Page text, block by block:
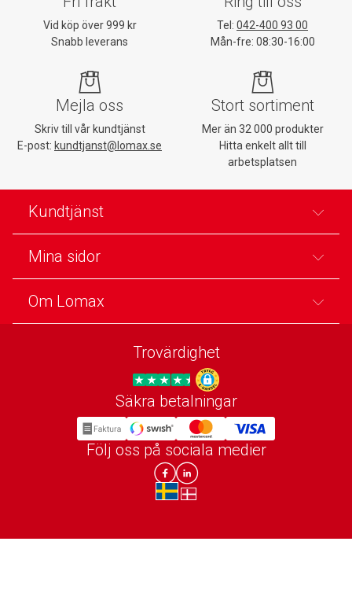
Vid köp över 999 kr
Snabb leverans
Tel: 042-400 93 00
Mån-fre: 08:30-16:00
Mejla oss
Skriv till vår kundtjänst
E-post: kundtjanst@lomax.se
Stort sortiment
Mer än 32 000 produkter
Hitta enkelt allt till
arbetsplatsen
Kundtjänst
Mina sidor
Om Lomax
Trovärdighet
Trygg E-handel
Säkra betalningar
Följ oss på sociala medier
Lomax DK Facebook
Lomax SE LinkIn
sv-SEda-DK